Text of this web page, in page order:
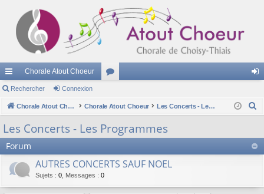
cc
ès
ra
pi
Chorale Atout Choeur
u
m
ne
on
Rechercher Connexion
Chorale Atout Choeur Chorale Atout Choeur Les Concerts - Les Programmes
Les Concerts - Les Programmes
Forum
AUTRES CONCERTS SAUF NOEL
Sujets : 0 Messages : 0